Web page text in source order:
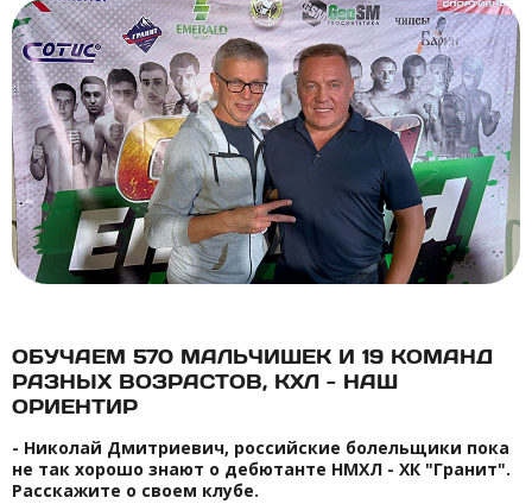
ОБУЧАЕМ 570 МАЛЬЧИШЕК И 19 КОМАНД
РАЗНЫХ ВОЗРАСТОВ, КХЛ - НАШ
ОРИЕНТИР
- Николай Дмитриевич, российские болельщики пока
не так хорошо знают о дебютанте НМХЛ - ХК "Гранит".
Расскажите о своем клубе.